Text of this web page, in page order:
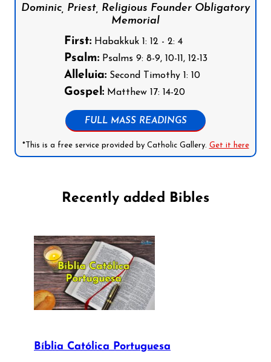
Dominic, Priest, Religious Founder Obligatory
Memorial
First:Habakkuk 1: 12 - 2: 4
Psalm:Psalms 9: 8-9, 10-11, 12-13
Alleluia:Second Timothy 1: 10
Gospel:Matthew 17: 14-20
FULL MASS READINGS
*This is a free service provided by Catholic Gallery. Get it here
Recently added Bibles
Bíblia Católica Portuguesa